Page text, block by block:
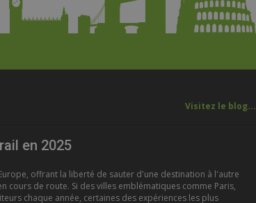
Visitez le blog...
en 2025
offrant la liberté de sauter d'une destination à l'autre
cours de route. Si des villes emblématiques comme Paris,
chaque année, certaines des expériences les plus